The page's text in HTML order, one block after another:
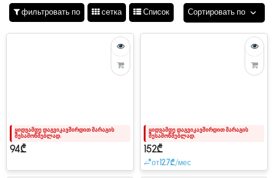
фильтровать по сетка Список Сортировать по
ყიდვამდე დაგვიკავშირდით მარაგის
შესამოწმებლად.
94₾
ყიდვამდე დაგვიკავშირდით მარაგის
შესამოწმებლად.
152₾
от12.7₾/мес